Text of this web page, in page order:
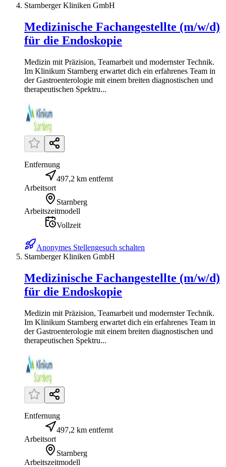
Starnberger Kliniken GmbH
Medizinische Fachangestellte (m/w/d)
für die Endoskopie
Medizin mit Präzision, Teamarbeit und modernster Technik.
Im Klinikum Starnberg erwartet dich ein erfahrenes Team in
der Gastroenterologie mit einem breiten diagnostischen und
therapeutischen Spektru...
Entfernung
497,2 km entfernt
Arbeitsort
Starnberg
Arbeitszeitmodell
Vollzeit
Anonymes Stellengesuch schalten
Starnberger Kliniken GmbH
Medizinische Fachangestellte (m/w/d)
für die Endoskopie
Medizin mit Präzision, Teamarbeit und modernster Technik.
Im Klinikum Starnberg erwartet dich ein erfahrenes Team in
der Gastroenterologie mit einem breiten diagnostischen und
therapeutischen Spektru...
Entfernung
497,2 km entfernt
Arbeitsort
Starnberg
Arbeitszeitmodell